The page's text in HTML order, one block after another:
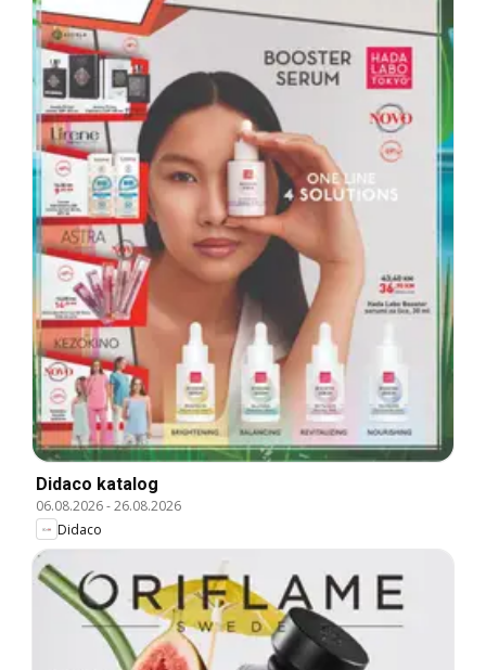
Didaco katalog
06.08.2026-26.08.2026
Didaco